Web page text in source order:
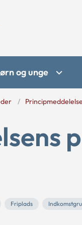
og unge
Friplads